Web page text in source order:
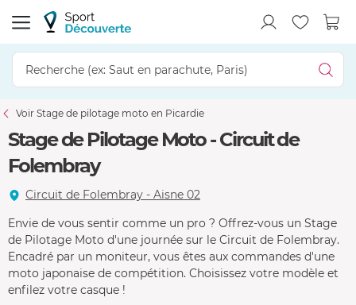
Voir Stage de pilotage moto en Picardie
Stage de Pilotage Moto - Circuit de
Folembray
Circuit de Folembray - Aisne 02
Envie de vous sentir comme un pro ? Offrez-vous un Stage
de Pilotage Moto d'une journée sur le Circuit de Folembray.
Encadré par un moniteur, vous êtes aux commandes d'une
moto japonaise de compétition. Choisissez votre modèle et
enfilez votre casque !